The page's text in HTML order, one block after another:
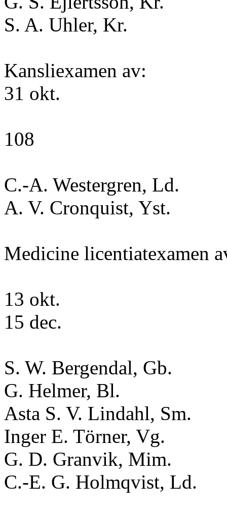
S. A. Uhler, Kr.
Kansliexamen av:
31 okt.
108
C.-A. Westergren, Ld.
A. V. Cronquist, Yst.
Medicine licentiatexamen
13 okt.
15 dec.
S. W. Bergendal, Gb.
G. Helmer, Bl.
Asta S. V. Lindahl, Sm.
Inger E. Törner, Vg.
G. D. Granvik, Mim.
C.-E. G. Holmqvist, Ld.